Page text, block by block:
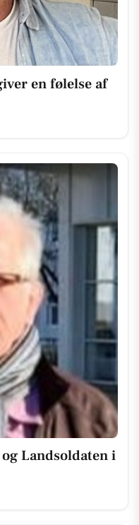
en følelse af
Landsoldaten i